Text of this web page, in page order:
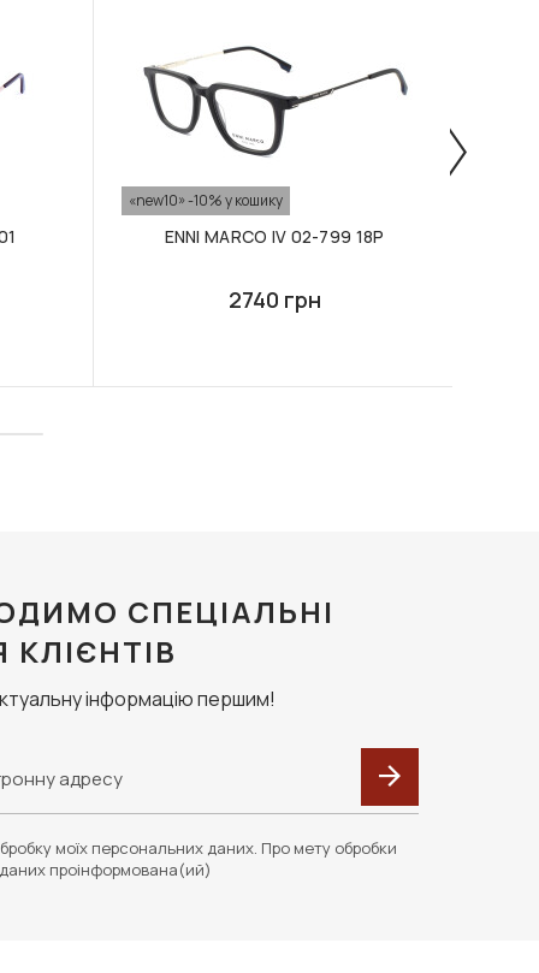
«new10» -10% у кошику
ENNI MARCO IV 02-799 18P
2740 грн
СПЕЦІАЛЬНІ
КЛІЄНТІВ
інформацію першим!
моїх персональних даних. Про мету обробки
проінформована(ий)